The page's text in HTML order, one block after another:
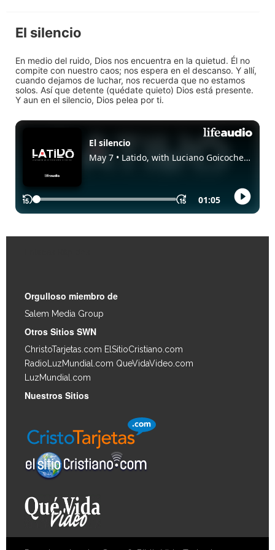
El silencio
En medio del ruido, Dios nos encuentra en la quietud. Él no
compite con nuestro caos; nos espera en el descanso. Y allí,
cuando dejamos de luchar, nos recuerda que no estamos
solos. Así que detente (quédate quieto) Dios está presente.
Y aun en el silencio, Dios pelea por ti.
Orgulloso miembro de
Salem Media Group
Otros Sitios SWN
ChristoTarjetas.com ElSitioCristiano.com
RadioLuzMundial.com QueVidaVideo.com
LuzMundial.com
Nuestros Sitios